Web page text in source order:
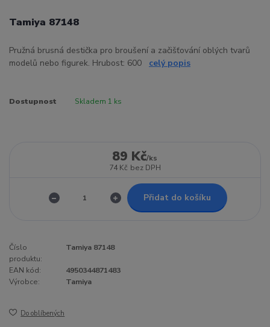
Tamiya 87148
Pružná brusná destička pro broušení a začišťování oblých tvarů
modelů nebo figurek. Hrubost: 600 celý popis
Dostupnost Skladem 1 ks
89 Kč/ks
74 Kč bez DPH
Přidat do košíku
Číslo
produktu:
Tamiya 87148
EAN kód:
4950344871483
Výrobce:
Tamiya
Do oblíbených